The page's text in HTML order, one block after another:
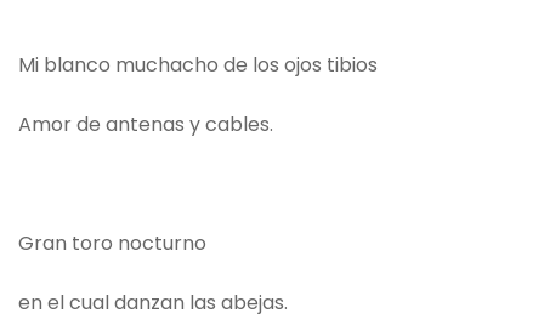
Mi blanco muchacho de los ojos tibios
Amor de antenas y cables.
Gran toro nocturno
en el cual danzan las abejas.